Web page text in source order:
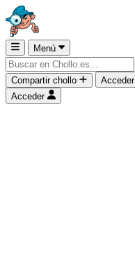
Menú
Compartir chollo
Acceder
Acceder